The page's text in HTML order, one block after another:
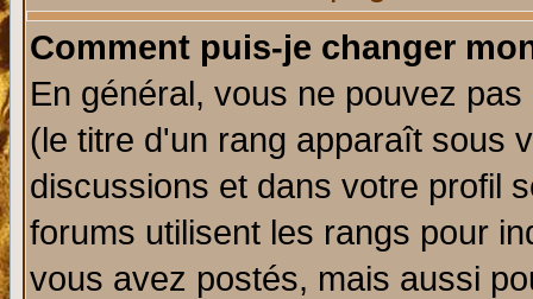
Comment puis-je changer
En général, vous ne pouvez
(le titre d'un rang apparaît sous
discussions et dans votre profil
forums utilisent les rangs pour
vous avez postés, mais aussi